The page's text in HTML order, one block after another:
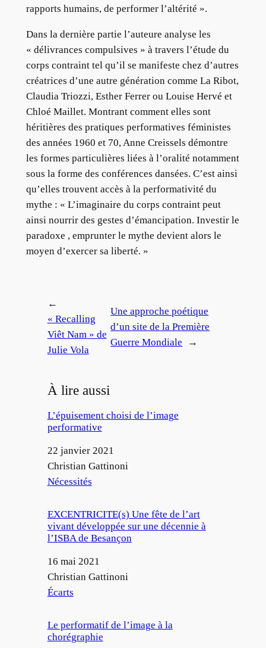
rapports humains, de performer l’altérité ».
Dans la dernière partie l’auteure analyse les
« délivrances compulsives » à travers l’étude du
corps contraint tel qu’il se manifeste chez d’autres
créatrices d’une autre génération comme La Ribot,
Claudia Triozzi, Esther Ferrer ou Louise Hervé et
Chloé Maillet. Montrant comment elles sont
héritières des pratiques performatives féministes
des années 1960 et 70, Anne Creissels démontre
les formes particulières liées à l’oralité notamment
sous la forme des conférences dansées. C’est ainsi
qu’elles trouvent accès à la performativité du
mythe : « L’imaginaire du corps contraint peut
ainsi nourrir des gestes d’émancipation. Investir le
paradoxe , emprunter le mythe devient alors le
moyen d’exercer sa liberté. »
←
« Recalling
Viêt Nam » de
Julie Vola
Une approche poétique
d’un site de la Première
Guerre Mondiale
→
À lire aussi
L’épuisement choisi de l’image
performative
Date
22 janvier 2021
Auteur
Christian Gattinoni
Par rapport à
Nécessités
EXCENTRICITE(s) Une fête de l’art
vivant développée sur une décennie à
l’ISBA de Besançon
Date
16 mai 2021
Auteur
Christian Gattinoni
Par rapport à
Écarts
Le performatif de l’image à la
chorégraphie